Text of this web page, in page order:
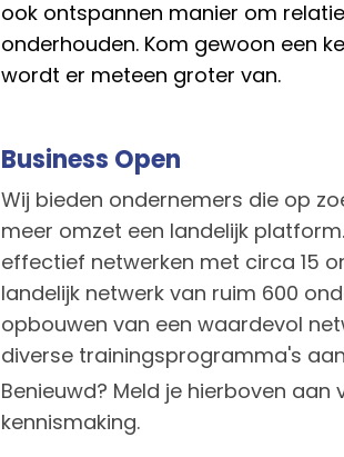
ook ontspannen manier om
onderhouden. Kom gewoon een
wordt er meteen groter van.
Business Open
Wij bieden ondernemers die op
meer omzet een landelijk
effectief netwerken met circa 15
landelijk netwerk van ruim 600
opbouwen van een waardevol
diverse trainingsprogramma's
Benieuwd? Meld je hierboven aan
kennismaking.